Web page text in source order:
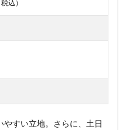
込）
すい立地。さらに、土日